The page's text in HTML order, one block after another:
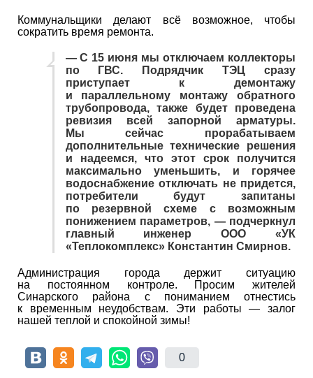
Коммунальщики делают всё возможное, чтобы
сократить время ремонта.
— С 15 июня мы отключаем коллекторы
по ГВС. Подрядчик ТЭЦ сразу
приступает к демонтажу
и параллельному монтажу обратного
трубопровода, также будет проведена
ревизия всей запорной арматуры.
Мы сейчас прорабатываем
дополнительные технические решения
и надеемся, что этот срок получится
максимально уменьшить, и горячее
водоснабжение отключать не придется,
потребители будут запитаны
по резервной схеме с возможным
понижением параметров, — подчеркнул
главный инженер ООО «УК
«Теплокомплекс» Константин Смирнов.
Администрация города держит ситуацию
на постоянном контроле. Просим жителей
Синарского района с пониманием отнестись
к временным неудобствам. Эти работы — залог
нашей теплой и спокойной зимы!
0